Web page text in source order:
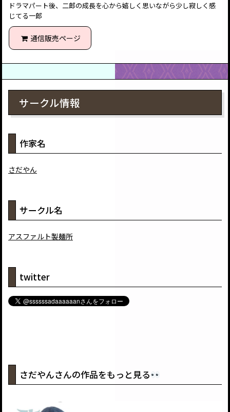
ドラマパート後、二郎の成長を心から嬉しく思いながら少し寂しく感
じてる一郎
通信販売ページ
サークル情報
作家名
さだやん
サークル名
アスファルト製麺所
twitter
さだやんさんの作品をもっと見る